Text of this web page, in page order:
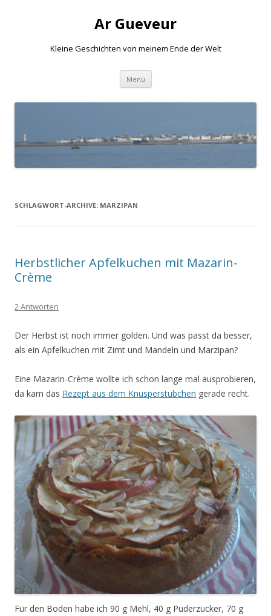
Ar Gueveur
Kleine Geschichten von meinem Ende der Welt
Menü Springe
Inhalt
SCHLAGWORT-ARCHIVE: MARZIPAN
Herbstlicher Apfelkuchen mit Mazarin-
Crème
2 Antworten
Der Herbst ist noch immer golden. Und was passt da besser,
als ein Apfelkuchen mit Zimt und Mandeln und Marzipan?
Eine Mazarin-Crème wollte ich schon lange mal ausprobieren,
da kam das Rezept aus dem Knusperstübchen gerade recht.
Für den Boden habe ich 90 g Mehl, 40 g Puderzucker, 70 g